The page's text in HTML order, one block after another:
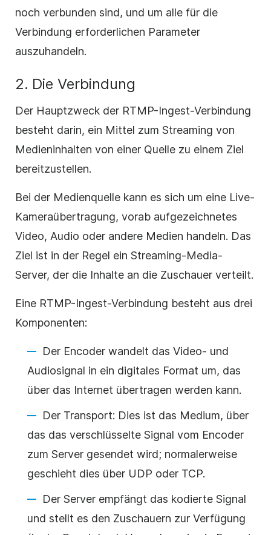
noch verbunden sind, und um alle für die
Verbindung erforderlichen Parameter
auszuhandeln.
2. Die Verbindung
Der Hauptzweck der RTMP-Ingest-Verbindung
besteht darin, ein Mittel zum Streaming von
Medieninhalten von einer Quelle zu einem Ziel
bereitzustellen.
Bei der Medienquelle kann es sich um eine Live-
Kameraübertragung, vorab aufgezeichnetes
Video, Audio oder andere Medien handeln. Das
Ziel ist in der Regel ein Streaming-Media-
Server, der die Inhalte an die Zuschauer verteilt.
Eine RTMP-Ingest-Verbindung besteht aus drei
Komponenten:
Der Encoder wandelt das Video- und
Audiosignal in ein digitales Format um, das
über das Internet übertragen werden kann.
Der Transport: Dies ist das Medium, über
das das verschlüsselte Signal vom Encoder
zum Server gesendet wird; normalerweise
geschieht dies über UDP oder TCP.
Der Server empfängt das kodierte Signal
und stellt es den Zuschauern zur Verfügung